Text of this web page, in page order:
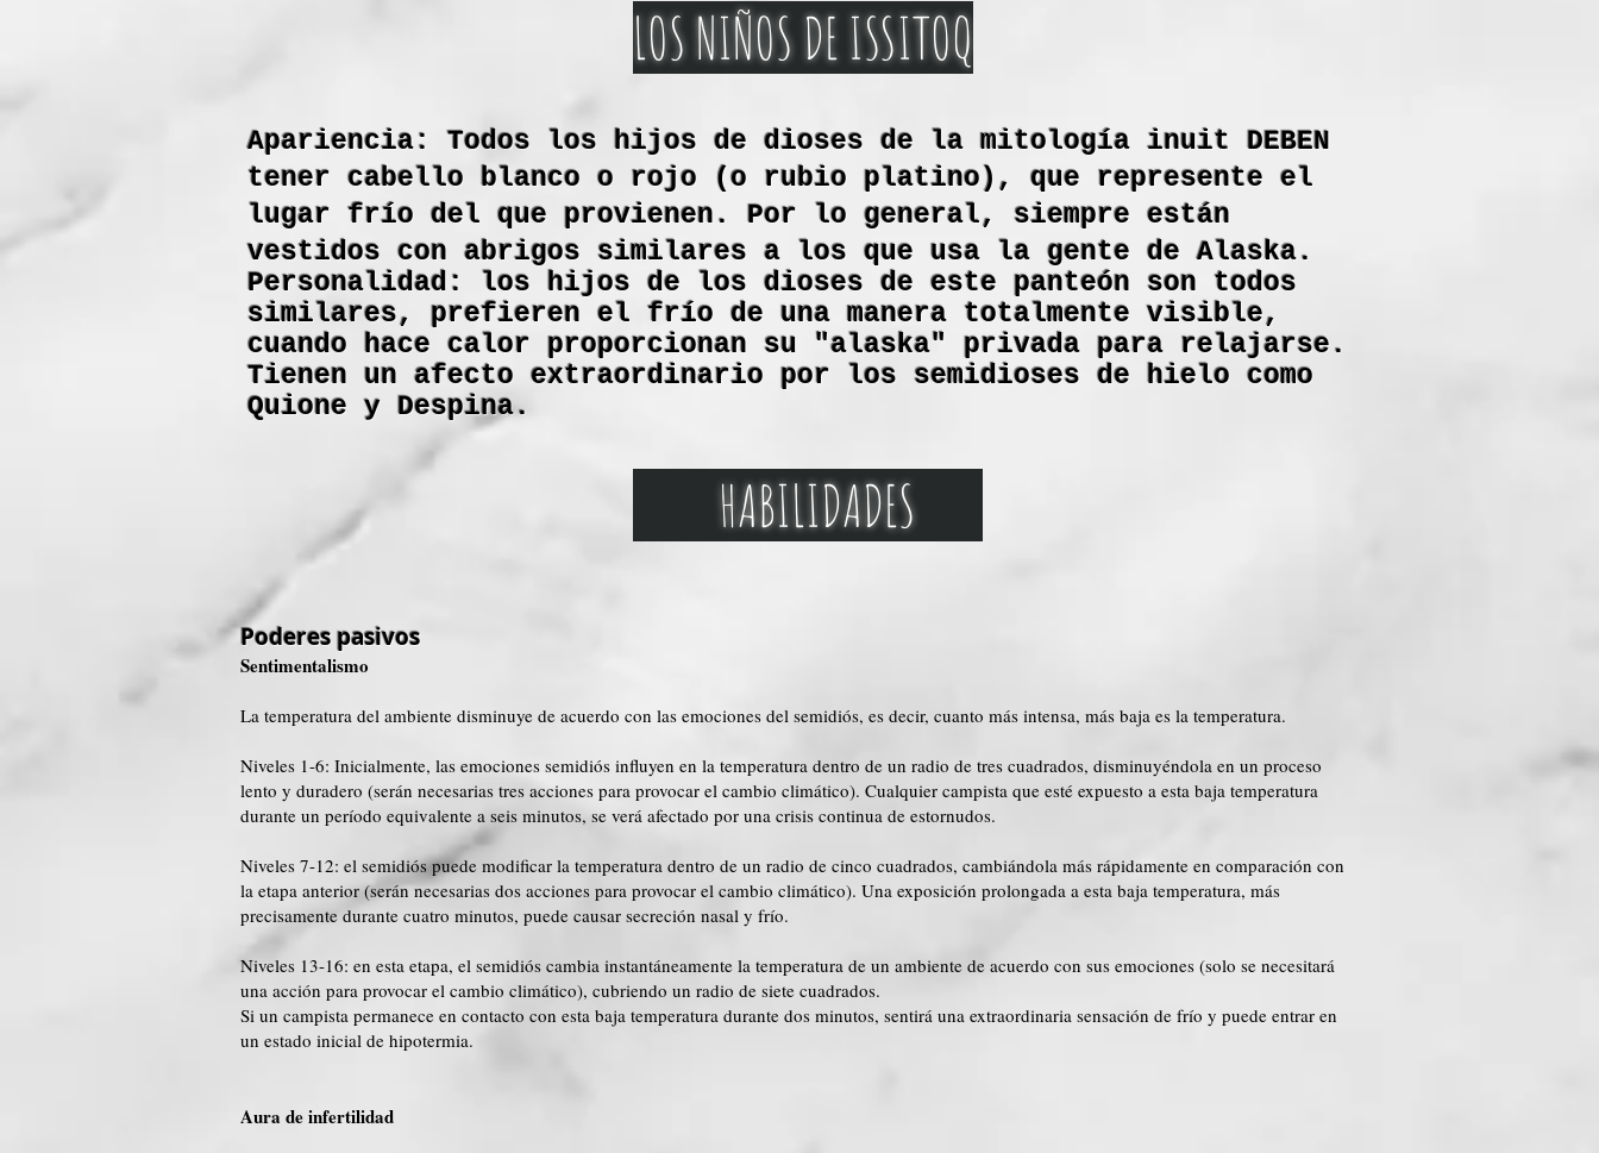
LOS NIÑOS DE ISSITOQ
Apariencia: Todos los hijos de dioses de la mitología inuit DEBEN
tener cabello blanco o rojo (o rubio platino), que represente el
lugar frío del que provienen. Por lo general, siempre están
vestidos con abrigos similares a los que usa la gente de Alaska.
Personalidad: los hijos de los dioses de este panteón son todos
similares, prefieren el frío de una manera totalmente visible,
cuando hace calor proporcionan su "alaska" privada para relajarse.
Tienen un afecto extraordinario por los semidioses de hielo como
Quione y Despina.
HABILIDADES
Poderes pasivos
Sentimentalismo
La temperatura del ambiente disminuye de acuerdo con las emociones del semidiós, es decir, cuanto más intensa, más baja es la temperatura.
Niveles 1-6: Inicialmente, las emociones semidiós influyen en la temperatura dentro de un radio de tres cuadrados, disminuyéndola en un proceso
lento y duradero (serán necesarias tres acciones para provocar el cambio climático). Cualquier campista que esté expuesto a esta baja temperatura
durante un período equivalente a seis minutos, se verá afectado por una crisis continua de estornudos.
Niveles 7-12: el semidiós puede modificar la temperatura dentro de un radio de cinco cuadrados, cambiándola más rápidamente en comparación con
la etapa anterior (serán necesarias dos acciones para provocar el cambio climático). Una exposición prolongada a esta baja temperatura, más
precisamente durante cuatro minutos, puede causar secreción nasal y frío.
Niveles 13-16: en esta etapa, el semidiós cambia instantáneamente la temperatura de un ambiente de acuerdo con sus emociones (solo se necesitará
una acción para provocar el cambio climático), cubriendo un radio de siete cuadrados.
Si un campista permanece en contacto con esta baja temperatura durante dos minutos, sentirá una extraordinaria sensación de frío y puede entrar en
un estado inicial de hipotermia.
Aura de infertilidad